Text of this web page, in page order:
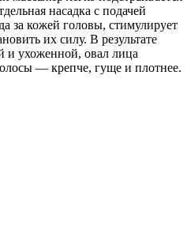
насадка с подачей
за кожей головы, стимулирует
их силу. В результате
и ухоженной, овал лица
— крепче, гуще и плотнее.